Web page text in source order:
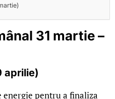
31 martie –
aprilie)
energie pentru a finaliza